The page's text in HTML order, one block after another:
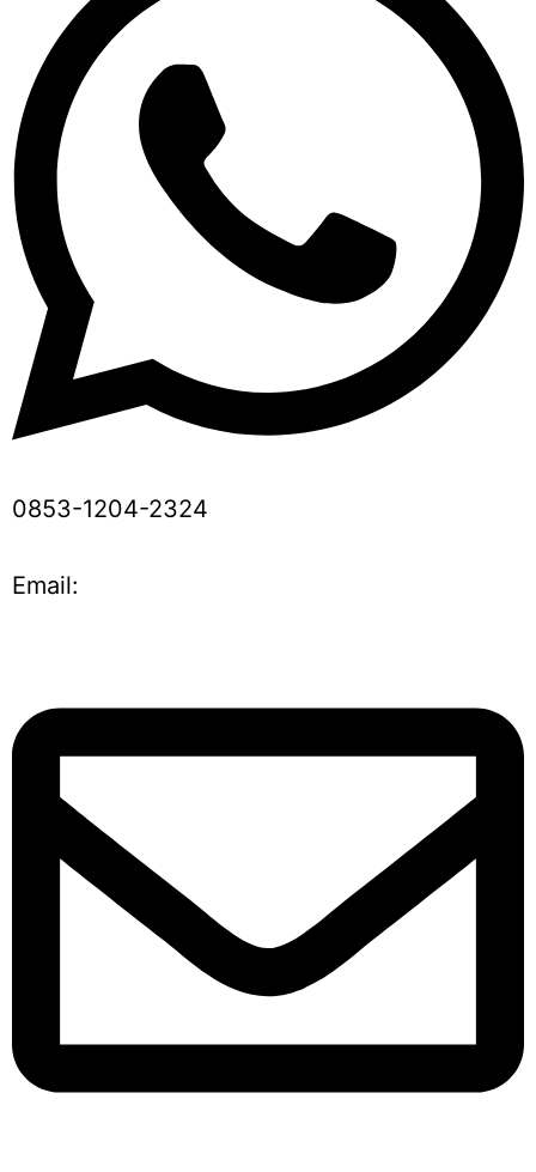
0853-1204-2324
Email: